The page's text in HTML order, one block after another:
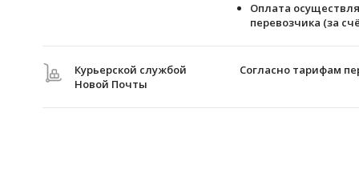
Оплата
перевозчика (за
Курьерской службой
Новой Почты
Согласно тарифам